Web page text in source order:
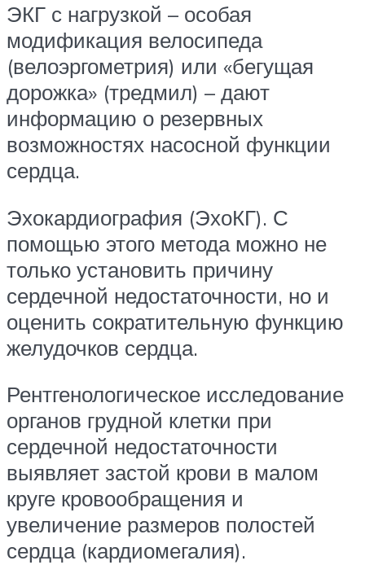
ЭКГ с нагрузкой – особая
модификация велосипеда
(велоэргометрия) или «бегущая
дорожка» (тредмил) – дают
информацию о резервных
возможностях насосной функции
сердца.
Эхокардиография (ЭхоКГ). С
помощью этого метода можно не
только установить причину
сердечной недостаточности, но и
оценить сократительную функцию
желудочков сердца.
Рентгенологическое исследование
органов грудной клетки при
сердечной недостаточности
выявляет застой крови в малом
круге кровообращения и
увеличение размеров полостей
сердца (кардиомегалия).